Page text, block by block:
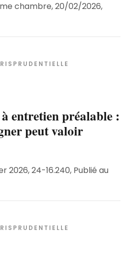
chambre, 20/02/2026,
entretien préalable :
peut valoir
2026, 24-16.240, Publié au